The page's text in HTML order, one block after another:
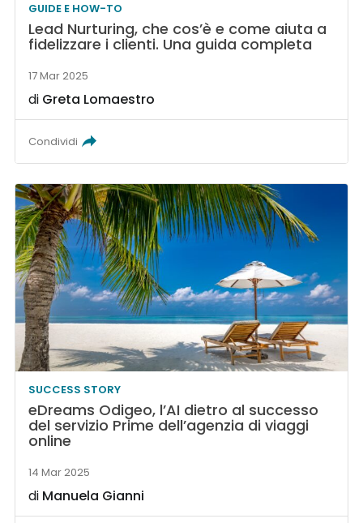
GUIDE E HOW-TO
Lead Nurturing, che cos’è e come aiuta a
fidelizzare i clienti. Una guida completa
17 Mar 2025
di Greta Lomaestro
Condividi
SUCCESS STORY
eDreams Odigeo, l’AI dietro al successo
del servizio Prime dell’agenzia di viaggi
online
14 Mar 2025
di Manuela Gianni